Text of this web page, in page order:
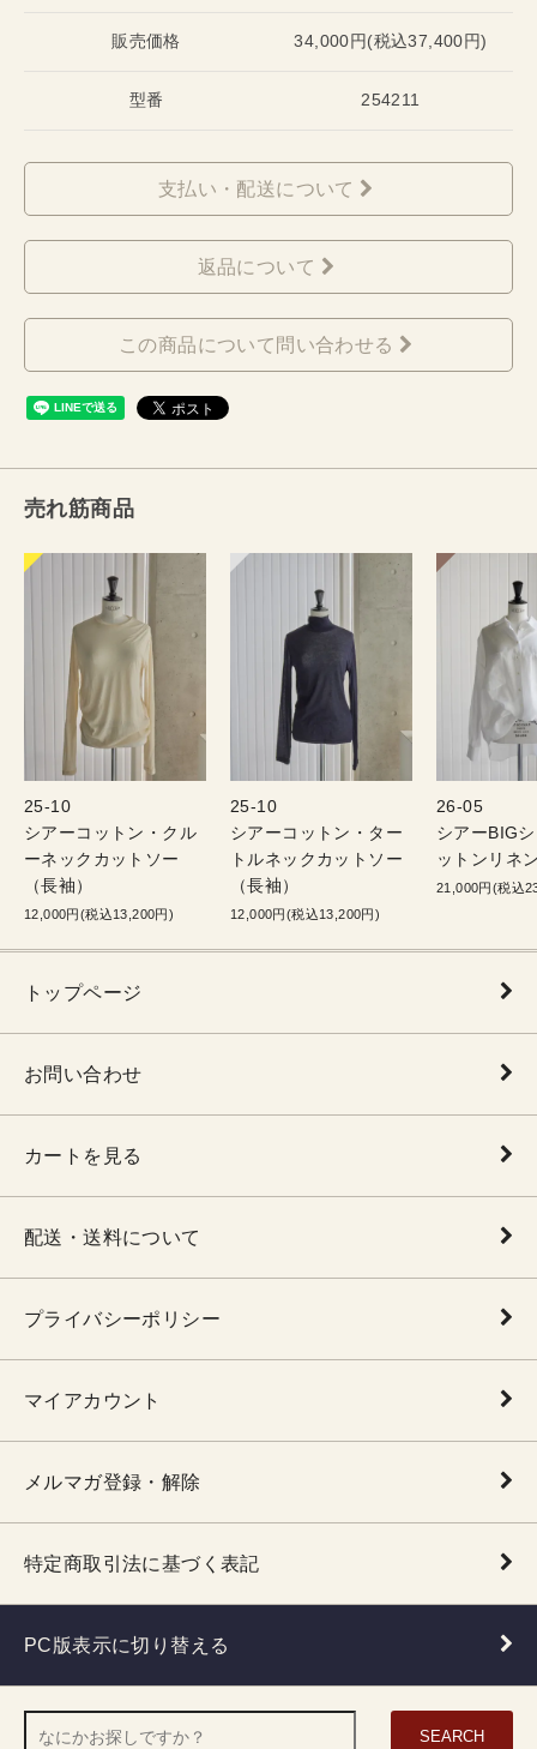
販売価格 34,000円(税込37,400円)
型番 254211
支払い・配送について
返品について
この商品について問い合わせる
売れ筋商品
25-10
シアーコットン・クル
ーネックカットソー
（長袖）
12,000円(税込13,200円)
25-10
シアーコットン・ター
トルネックカットソー
（長袖）
12,000円(税込13,200円)
26-05
シアーBIG
ットンリネ
21,000円(税込
トップページ
お問い合わせ
カートを見る
配送・送料について
プライバシーポリシー
マイアカウント
メルマガ登録・解除
特定商取引法に基づく表記
PC版表示に切り替える
SEARCH